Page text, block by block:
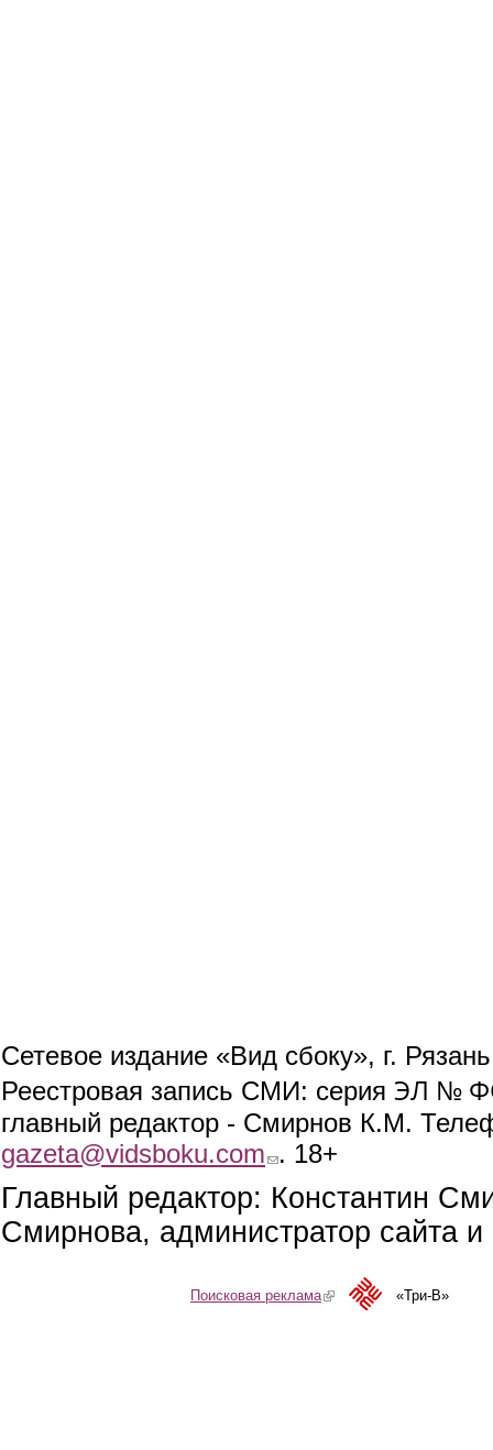
Сетевое издание «Вид сбоку», г.
Реестровая запись СМИ: серия ЭЛ №
главный редактор - Смирнов К.М.
gazeta@vidsboku.com (link sends e-mail)
. 18+
Главный редактор: Константин
Смирнова, администратор сайта
Поисковая реклама(link is external)«Три-В»